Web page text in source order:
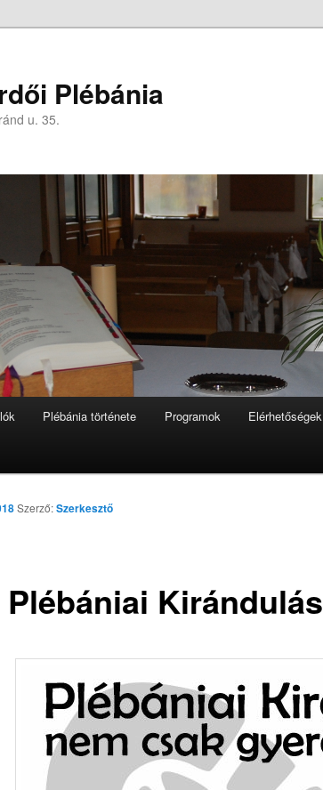
Plébánia
u. 35.
tartalomra
Plébánia története Programok Elérhetőségek
Plébániai Kirándulás
Szerző:Szerkesztő